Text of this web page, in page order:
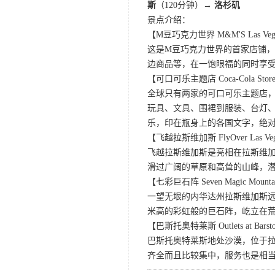
斯 （120分钟）
→ 洛杉矶
景点介绍：
【M豆巧克力世界 M&M'S Las
这是M豆巧克力世界的首家店铺
边商品等，在一饱眼福的同时享
【可口可乐主题店 Coca-Cola
全球只有两家的可口可乐主题店
玩具、文具、围裙到服装、台灯
乐，印在瓶身上的各国文字，绝
【飞越拉斯维加斯 FlyOver Las
飞越拉斯维加斯是亮相在拉斯
滑过广阔的草原和高耸的山峰，
【七彩巨石阵 Seven Magic
一望无垠的内华达州拉斯维加斯
米高的彩虹般的巨石阵，屹立在
【巴斯托奥特莱斯 Outlets at
巴斯托奥特莱斯地处沙漠，位于
齐全而且比较集中，服务也是相